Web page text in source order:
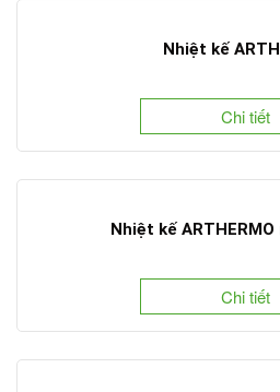
Nhiệt kế
Chi tiết
Nhiệt kế
Chi tiết